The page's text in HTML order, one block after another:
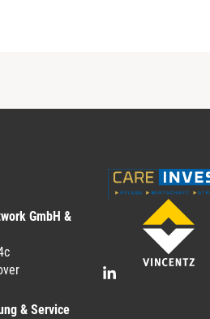
GmbH &
& Service